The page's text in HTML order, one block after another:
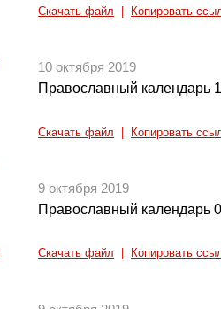
Скачать файл Копировать
10 октября 2019
Православный календарь
Скачать файл Копировать
9 октября 2019
Православный календарь
Скачать файл Копировать